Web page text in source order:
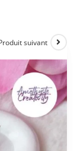
suivant